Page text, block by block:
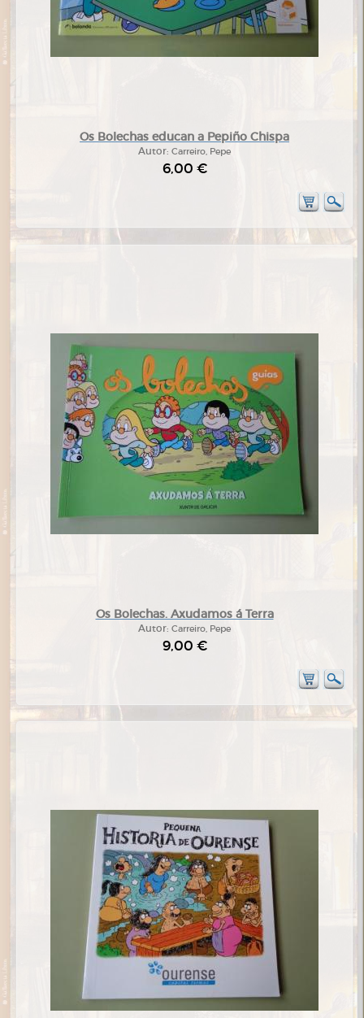
Os Bolechas educan a Pepiño Chispa
Autor: Carreiro, Pepe
6,00 €
Os Bolechas. Axudamos á Terra
Autor: Carreiro, Pepe
9,00 €